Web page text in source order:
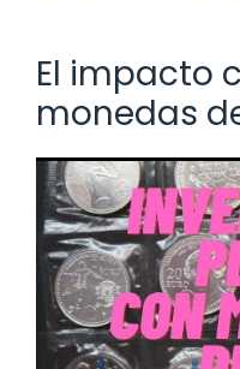
El impacto
monedas